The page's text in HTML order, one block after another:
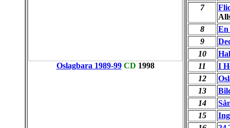
Oslagbara 1989-99 CD 1998
7
8
9
10
11
I
12
13
14
15